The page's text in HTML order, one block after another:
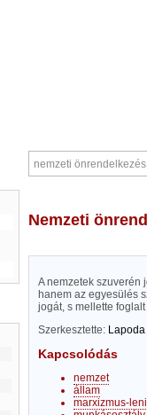
nemzeti
A nemzetek szuverén
hanem az egyesülés
jogát, s mellette
Szerkesztette:
Kapcsolódás
nemzet
állam
marxizmus-